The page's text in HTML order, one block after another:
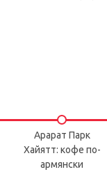
Арарат Парк
Хайятт: кофе по-
армянски